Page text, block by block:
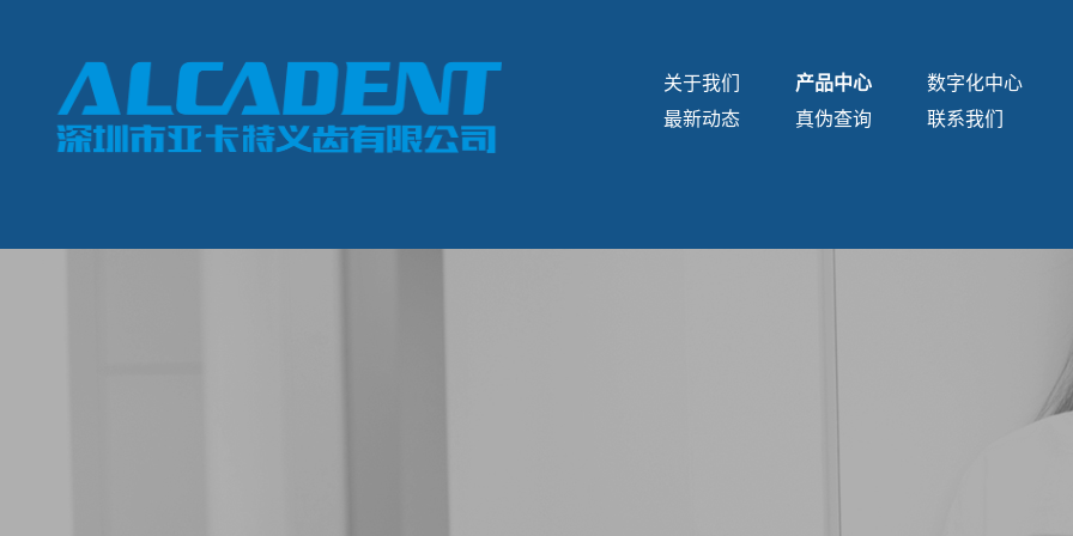
关于我们 产品中心
数字化中心
最新动态
真伪查询 联系我们